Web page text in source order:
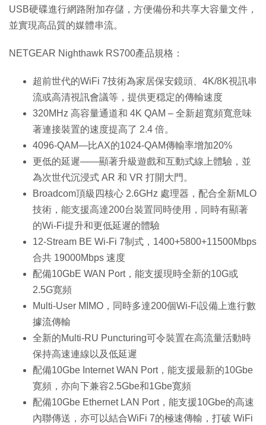
USB硬碟進行網路附加存儲，方便備份和共享大容量文件，
並實現高品質的媒體串流。
NETGEAR Nighthawk RS700產品規格：
超前世代的WiFi 7技術為家居保安鏡頭、4K/8K視訊串
流或高清視訊會議等，提供更穏定的傳輸速度
320MHz 高容量通道和 4K QAM – 全新超寬頻寬意味
著連接裝置的速度提高了 2.4 倍。
4096-QAM—比AX的1024-QAM傳輸率增加20%
更低的延遲——顯著升級遊戲和互動式線上體驗，並
為次世代沉浸式 AR 和 VR 打開大門。
Broadcom頂級四核心 2.6GHz 處理器，配合全新MLO
技術，能支援高達200台裝置同時使用，同時有顯著
的Wi-Fi提升和更低延遲的體驗
12-Stream BE Wi-Fi 7制式，1400+5800+11500Mbps
合共 19000Mbps 速度
配備10GbE WAN Port，能支援現時全新的10G或
2.5G寛頻
Multi-User MIMO，同時多達200個Wi-Fi設備上進行數
據流傳輸
全新的Multi-RU Puncturing可令裝置在高流量活動時
保持高速連線以及低延遲
配備10Gbe Internet WAN Port，能支援最新的10Gbe
寛頻，亦向下兼容2.5Gbe和1Gbe寛頻
配備10Gbe Ethernet LAN Port，能支援10Gbe的高速
內聯傳送，亦可以結合WiFi 7的極速傳輸，打破 WiFi